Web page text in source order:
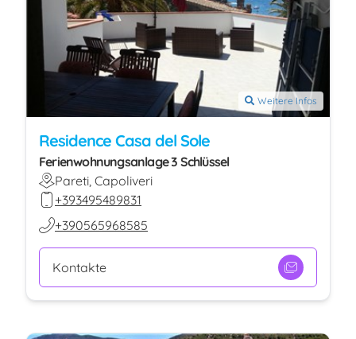
Weitere Infos
Residence Casa del Sole
Ferienwohnungsanlage 3 Schlüssel
Pareti, Capoliveri
+393495489831
+390565968585
Kontakte